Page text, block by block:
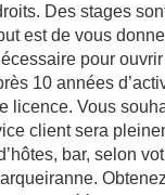
Des stages
est de vous
pour
10 années
licence. Vous
client sera
bar, selon